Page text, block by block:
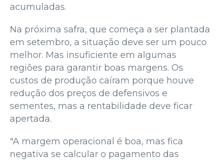
acumuladas.
Na próxima safra, que começa a ser plantada
em setembro, a situação deve ser um pouco
melhor. Mas insuficiente em algumas
regiões para garantir boas margens. Os
custos de produção caíram porque houve
redução dos preços de defensivos e
sementes, mas a rentabilidade deve ficar
apertada.
"A margem operacional é boa, mas fica
negativa se calcular o pagamento das